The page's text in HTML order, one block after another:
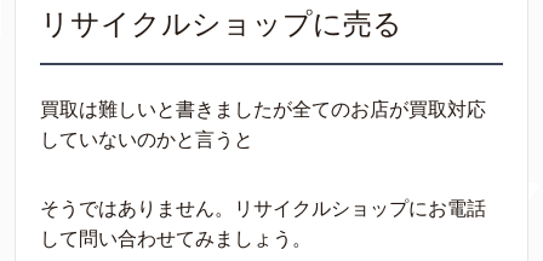
リサイクルショップに売る
買取は難しいと書きましたが全てのお店が買取対応
していないのかと言うと
そうではありません。リサイクルショップにお電話
して問い合わせてみましょう。